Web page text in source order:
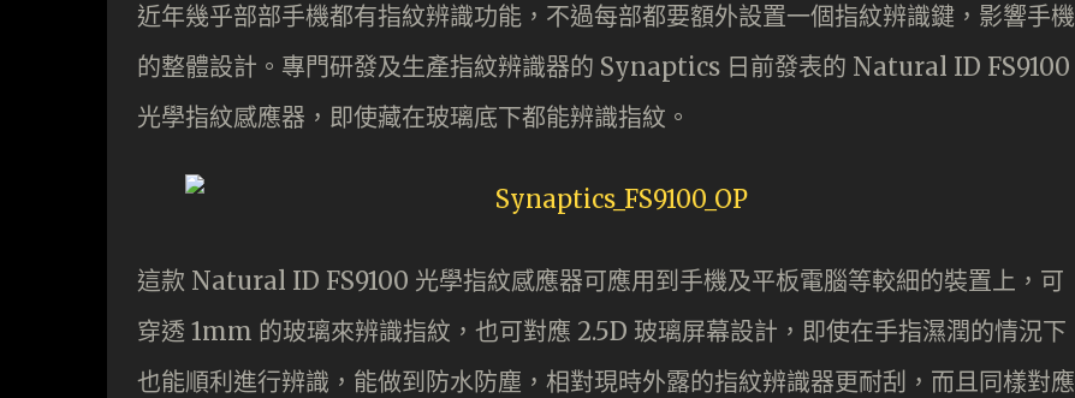
近年幾乎部部手機都有指紋辨識功能，不過每部都要額外設置一個指紋辨識鍵，影響手機
的整體設計。專門研發及生產指紋辨識器的 Synaptics 日前發表的 Natural ID FS9100
光學指紋感應器，即使藏在玻璃底下都能辨識指紋。
這款 Natural ID FS9100 光學指紋感應器可應用到手機及平板電腦等較細的裝置上，可
穿透 1mm 的玻璃來辨識指紋，也可對應 2.5D 玻璃屏幕設計，即使在手指濕潤的情況下
也能順利進行辨識，能做到防水防塵，相對現時外露的指紋辨識器更耐刮，而且同樣對應